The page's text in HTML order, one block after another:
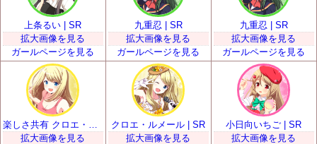
上条るい | SR
拡大画像を見る
ガールページを見る
九重忍 | SR
拡大画像を見る
ガールページを見る
九重忍 | SR
拡大画像を見る
ガールページを見る
拡大画像を見る
クロエ・ルメール | SR
拡大画像を見る
小日向いちご | SR
拡大画像を見る